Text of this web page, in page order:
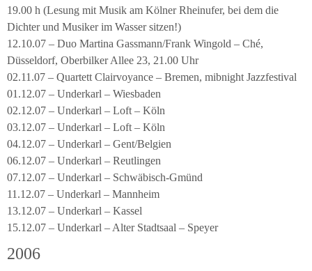
19.00 h (Lesung mit Musik am Kölner Rheinufer, bei dem die
Dichter und Musiker im Wasser sitzen!)
12.10.07 – Duo Martina Gassmann/Frank Wingold – Ché,
Düsseldorf, Oberbilker Allee 23, 21.00 Uhr
02.11.07 – Quartett Clairvoyance – Bremen, mibnight Jazzfestival
01.12.07 – Underkarl – Wiesbaden
02.12.07 – Underkarl – Loft – Köln
03.12.07 – Underkarl – Loft – Köln
04.12.07 – Underkarl – Gent/Belgien
06.12.07 – Underkarl – Reutlingen
07.12.07 – Underkarl – Schwäbisch-Gmünd
11.12.07 – Underkarl – Mannheim
13.12.07 – Underkarl – Kassel
15.12.07 – Underkarl – Alter Stadtsaal – Speyer
2006